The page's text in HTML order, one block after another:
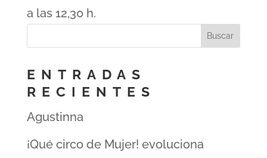
a las 12,30 h.
ENTRADAS
RECIENTES
Agustinna
¡Qué circo de Mujer! evoluciona